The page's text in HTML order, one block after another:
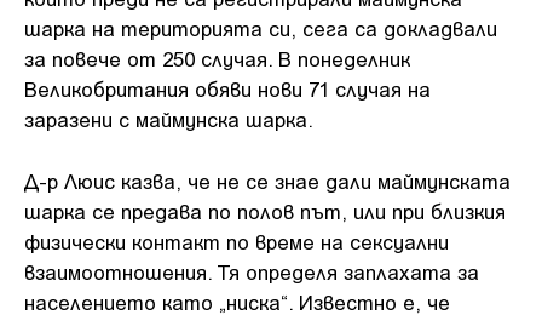
шарка на територията си, сега са докладвали
за повече от 250 случая. В понеделник
Великобритания обяви нови 71 случая на
заразени с маймунска шарка.
Д-р Люис казва, че не се знае дали маймунската
шарка се предава по полов път, или при близкия
физически контакт по време на сексуални
взаимоотношения. Тя определя заплахата за
населението като „ниска“. Известно е, че